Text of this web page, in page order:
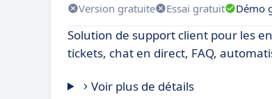
Version gratuite Essai gratuit Démo
Solution de support client pour les
tickets, chat en direct, FAQ,
Voir plus de détails